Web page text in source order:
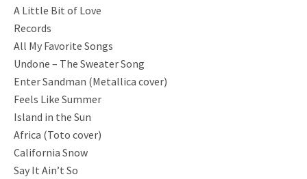
A Little Bit of Love
Records
All My Favorite Songs
Undone – The Sweater Song
Enter Sandman (Metallica cover)
Feels Like Summer
Island in the Sun
Africa (Toto cover)
California Snow
Say It Ain’t So